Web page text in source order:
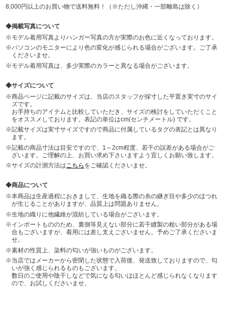
8,000円以上のお買い物で送料無料！（※ただし沖縄・一部離島は除く）
掲載写真について
モデル着用写真よりハンガー写真の方が実際のお色に近くなっております。
パソコンのモニターにより色の変化が感じられる場合がございます。ご了承
くださいませ。
モデル着用写真は、多少実際のカラーと異なる場合がございます。
サイズについて
商品ページに記載のサイズは、当店のスタッフが採寸した平置き実寸のサイ
ズです。
お手持ちのアイテムと比較していただき、サイズの検討をしていただくこと
をオススメしております。表記の単位はcm(センチメートル) です。
記載サイズは実寸サイズですので商品に付属しているタグの表記とは異なり
ます。
記載の商品寸法は目安ですので、1～2cm程度、若干の誤差がある場合がご
ざいます。ご理解の上、お買い求め下さいますよう宜しくお願い致します。
サイズの計測方法はこちら をご確認くださいませ。
商品について
本商品は生産過程におきまして、生地を織る際の糸の継ぎ目や多少のほつれ
が生じることがありますが、品質上は問題ありません。
生地の織りに他繊維が混紡している場合がございます。
インポートもののため、裏側等見えない部分に若干縫製の粗い部分がある場
合もございますが、着用には差し支えございません。予めご了承くださいま
せ。
素材の性質上、染料の匂いが強いものがございます。
当店ではメーカーから密閉した状態で入荷後、発送致しておりますので、匂
いが強く感じられるものもございます。
数日のご使用や陰干しなどで気になる匂いはほとんど感じられなくなります
ので、お試しくださいませ。